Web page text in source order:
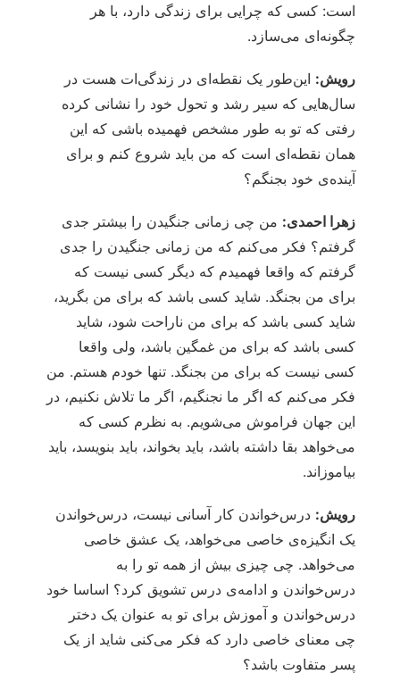
است: کسی که چرایی برای زندگی دارد، با هر
چگونه‌ای می‌سازد.
رویش: این‌طور یک نقطه‌ای در زندگی‌ات هست در
سال‌هایی که سیر رشد و تحول خود را نشانی کرده
رفتی که تو به طور مشخص فهمیده باشی که این
همان نقطه‌ای است که من باید شروع کنم و برای
آینده‌ی خود بجنگم؟
زهرا احمدی: من چی زمانی جنگیدن را بیشتر جدی
گرفتم؟ فکر می‌کنم که من زمانی جنگیدن را جدی
گرفتم که واقعا فهمیدم که دیگر کسی نیست که
برای من بجنگد. شاید کسی باشد که برای من بگرید،
شاید کسی باشد که برای من ناراحت شود، شاید
کسی باشد که برای من غمگین باشد، ولی واقعا
کسی نیست که برای من بجنگد. تنها خودم هستم. من
فکر می‌کنم که اگر ما نجنگیم، اگر ما تلاش نکنیم، در
این جهان فراموش می‌شویم. به نظرم کسی که
می‌خواهد بقا داشته باشد، باید بخواند، باید بنویسد، باید
بیاموزاند.
رویش: درس‌خواندن کار آسانی نیست، درس‌خواندن
یک انگیزه‌ی خاصی می‌خواهد، یک عشق خاصی
می‌خواهد. چی چیزی بیش از همه تو را به
درس‌خواندن و ادامه‌ی درس تشویق کرد؟ اساسا خود
درس‌خواندن و آموزش برای تو به عنوان یک دختر
چی معنای خاصی دارد که فکر می‌کنی شاید از یک
پسر متفاوت باشد؟